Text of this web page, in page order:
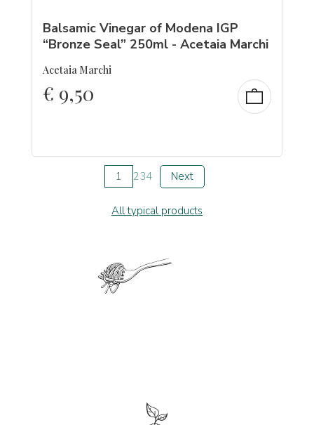
Balsamic Vinegar of Modena IGP
“Bronze Seal” 250ml - Acetaia Marchi
Acetaia Marchi
€ 9,50
1 234 Next
All typical products